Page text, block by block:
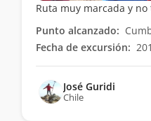
Ruta muy marcada y
Punto alcanzado:
Fecha de excursión:
José Guridi
Chile